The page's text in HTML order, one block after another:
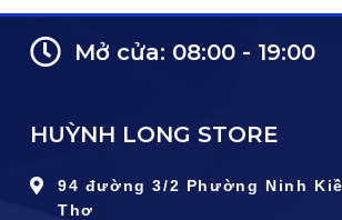
Mở cửa: 08:00 - 19:00
HUỲNH LONG STORE
94 đường 3/2 Phường Ninh
Thơ